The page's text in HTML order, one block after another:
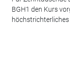
BGH1 den Kurs
höchstrichterliches